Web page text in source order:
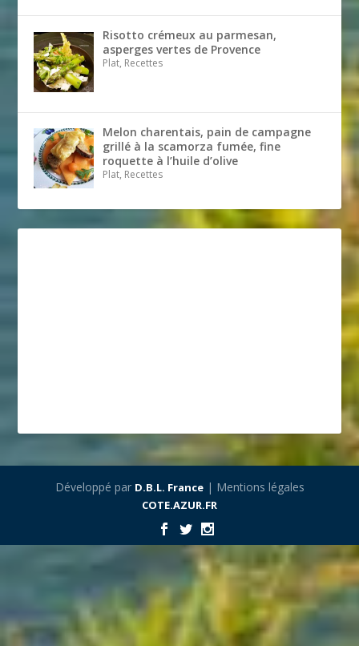
Risotto crémeux au parmesan,
asperges vertes de Provence
Plat, Recettes
Melon charentais, pain de campagne
grillé à la scamorza fumée, fine
roquette à l’huile d’olive
Plat, Recettes
Développé par D.B.L. France| Mentions légales
COTE.AZUR.FR